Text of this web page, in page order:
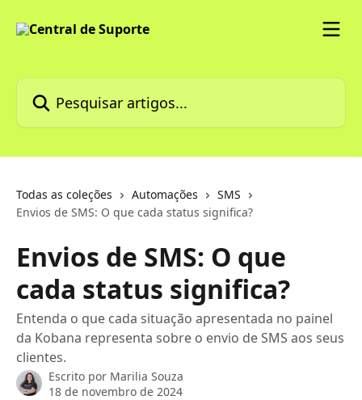
Pesquisar artigos...
Todas as coleções Automações
SMS
Envios de SMS: O que cada status significa?
Envios de SMS: O que
cada status significa?
Entenda o que cada situação apresentada no painel
da Kobana representa sobre o envio de SMS aos seus
clientes.
Escrito por Marilia Souza
18 de novembro de 2024